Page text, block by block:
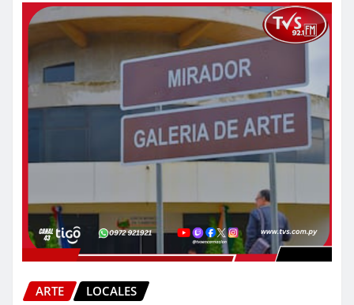
ARTE LOCALES